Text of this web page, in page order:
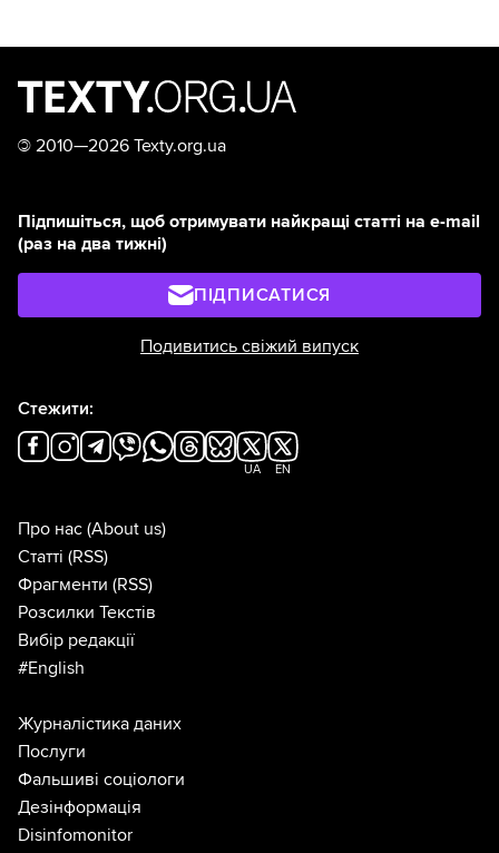
© 2010—2026 Texty.org.ua
Підпишіться, щоб отримувати найкращі статті на e-mail
(раз на два тижні)
ПІДПИСАТИСЯ
Подивитись свіжий випуск
Стежити:
UA EN
Про нас (About us)
Статті (RSS)
Фрагменти (RSS)
Розсилки Текстів
Вибір редакції
#English
Журналістика даних
Послуги
Фальшиві соціологи
Дезінформація
Disinfomonitor